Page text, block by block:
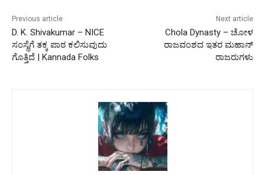
Previous article
D. K. Shivakumar – NICE
ಸಂಸ್ಥೆಗೆ ತಕ್ಕ ಪಾಠ ಕಲಿಸುವುದು
ಗೊತ್ತಿದೆ | Kannada Folks
Next article
Chola Dynasty – ಚೋಳ
ರಾಜವಂಶದ ಇತರ ಮಹಾನ್
ರಾಜರುಗಳು